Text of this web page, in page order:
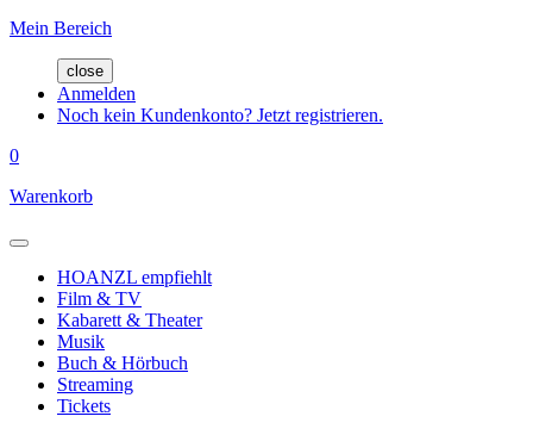
Mein Bereich
close
Anmelden
Noch kein Kundenkonto? Jetzt registrieren.
0
Warenkorb
HOANZL empfiehlt
Film & TV
Kabarett & Theater
Musik
Buch & Hörbuch
Streaming
Tickets